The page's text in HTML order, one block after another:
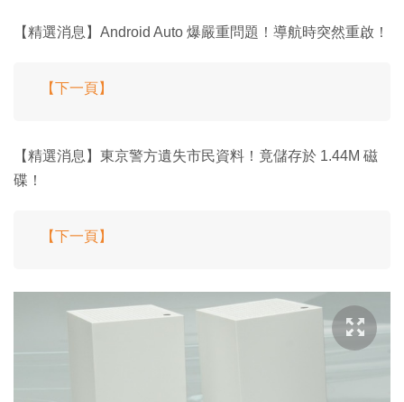
【精選消息】Android Auto 爆嚴重問題！導航時突然重啟！
【下一頁】
【精選消息】東京警方遺失市民資料！竟儲存於 1.44M 磁
碟！
【下一頁】